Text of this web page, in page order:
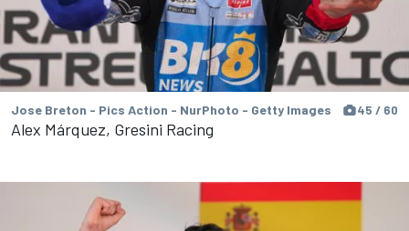
Jose Breton - Pics Action - NurPhoto - Getty Images 45 / 60
Alex Márquez, Gresini Racing